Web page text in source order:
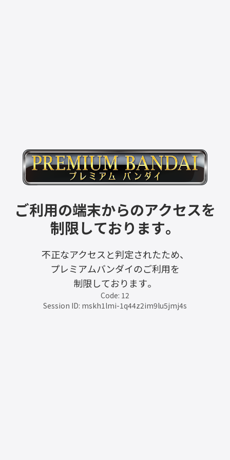
ご利用の端末からのアクセスを
制限しております。
不正なアクセスと判定されたため、
プレミアムバンダイのご利用を
制限しております。
Code: 12
Session ID: mskh1lmi-1q44z2im9lu5jmj4s